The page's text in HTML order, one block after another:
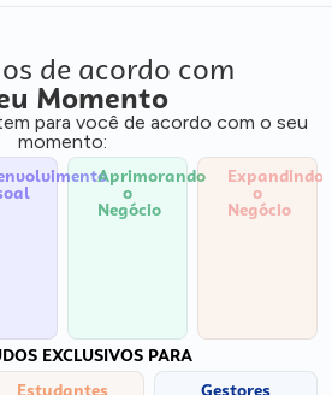
de acordo com
Momento
para você de acordo com o seu
momento:
Aprimorando
o
Negócio
Expandindo
o
Negócio
EXCLUSIVOS PARA
Estudantes Gestores